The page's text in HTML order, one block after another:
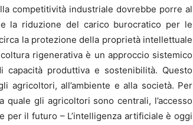
competitività industriale dovrebbe porre al
la riduzione del carico burocratico per le
la protezione della proprietà intellettuale
rigenerativa è un approccio sistemico
produttiva e sostenibilità. Questo
agricoltori, all’ambiente e alla società. Per
gli agricoltori sono centrali, l’accesso
per il futuro – L’intelligenza artificiale è oggi